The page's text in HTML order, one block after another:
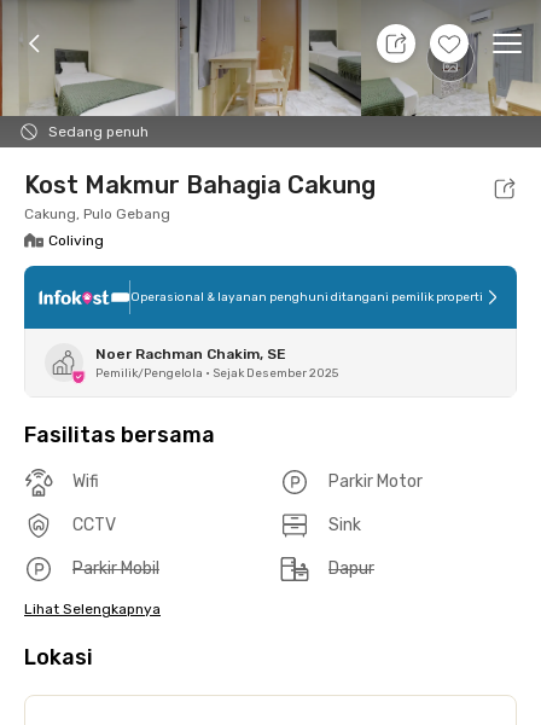
+1
Sedang penuh
10 Agt 26 - Belum tahu
Foto Fasilitas bersama Lokasi Kamar
Kost Makmur Bahagia Cakung
Cakung, Pulo Gebang
Coliving
Operasional & layanan penghuni ditangani pemilik properti
Noer Rachman Chakim, SE
Pemilik/Pengelola • Sejak Desember 2025
Fasilitas bersama
Wifi Parkir Motor
CCTV Sink
Parkir Mobil Dapur
Lihat Selengkapnya
Lokasi